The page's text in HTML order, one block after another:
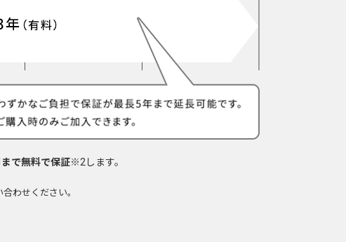
で無料で保証※2します。
わせください。